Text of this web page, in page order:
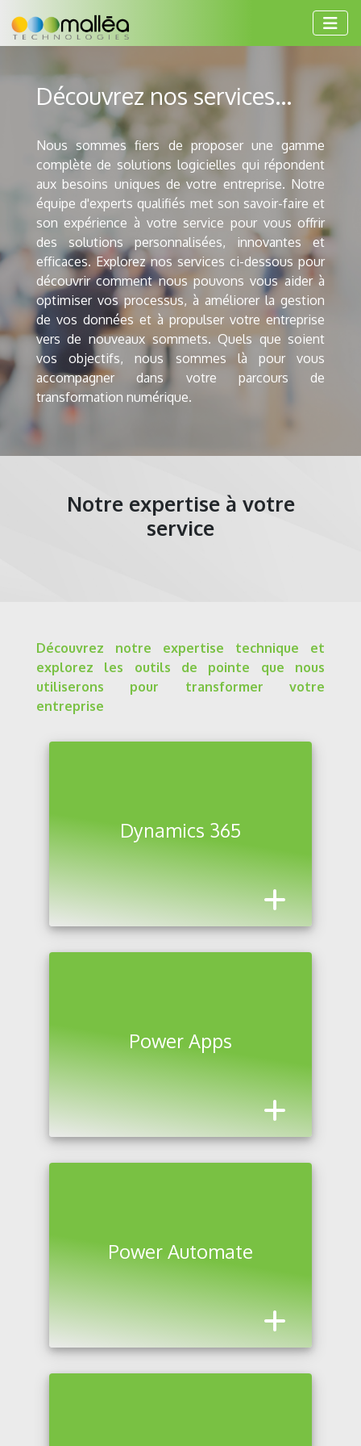
Découvrez nos services...
Nous sommes fiers de proposer une gamme
complète de solutions logicielles qui répondent
aux besoins uniques de votre entreprise. Notre
équipe d'experts qualifiés met son savoir-faire et
son expérience à votre service pour vous offrir
des solutions personnalisées, innovantes et
efficaces. Explorez nos services ci-dessous pour
découvrir comment nous pouvons vous aider à
optimiser vos processus, à améliorer la gestion
de vos données et à propulser votre entreprise
vers de nouveaux sommets. Quels que soient
vos objectifs, nous sommes là pour vous
accompagner dans votre parcours de
transformation numérique.
Notre expertise à votre
service
Découvrez notre expertise technique et
explorez les outils de pointe que nous
utiliserons pour transformer votre
entreprise
Dynamics 365
Power Apps
Power Automate